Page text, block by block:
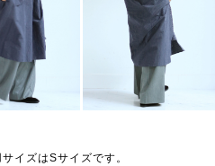
イズはSサイズです。